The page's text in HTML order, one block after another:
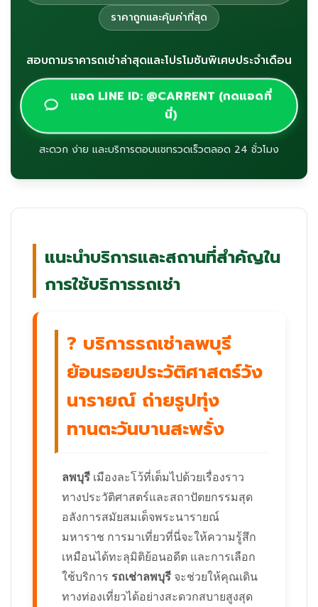
ราคาถูกและคุ้มค่าที่สุด
สอบถามราคารถเช่าล่าสุดและโปรโมชันพิเศษประจำเดือน
แอด LINE ID: @CARRENT (กดแอดที่
นี่)
สะดวก ง่าย และบริการตอบแชทรวดเร็วตลอด 24 ชั่วโมง
แนะนำบริการและสถานที่สำคัญใน
การใช้บริการรถเช่า
? บริการรถเช่าลพบุรี
ย้อนรอยประวัติศาสตร์วัง
นารายณ์ ถ่ายรูปทุ่ง
ทานตะวันบานสะพรั่ง
ลพบุรี เมืองละโว้ที่เต็มไปด้วยเรื่องราว
ทางประวัติศาสตร์และสถาปัตยกรรมสุด
อลังการสมัยสมเด็จพระนารายณ์
มหาราช การมาเที่ยวที่นี่จะให้ความรู้สึก
เหมือนได้ทะลุมิติย้อนอดีต และการเลือก
ใช้บริการ รถเช่าลพบุรี จะช่วยให้คุณเดิน
ทางท่องเที่ยวได้อย่างสะดวกสบายสูงสุด